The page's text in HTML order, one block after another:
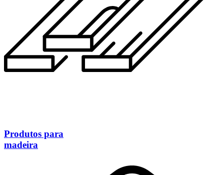
Produtos para
madeira